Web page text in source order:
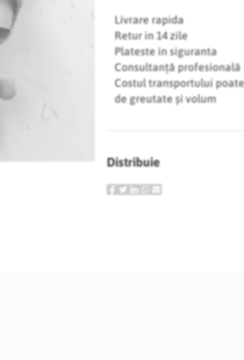
Livrare rapida
Retur in 14 zile
Plateste in siguranta
Consultanță profesională
Costul transportului
de greutate și volum
Distribuie